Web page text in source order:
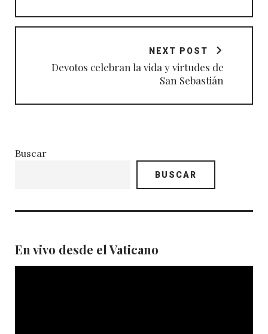
NEXT POST
Devotos celebran la vida y virtudes de
San Sebastián
Buscar
BUSCAR
En vivo desde el Vaticano